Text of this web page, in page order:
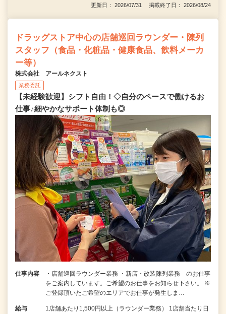
更新日： 2026/07/31 掲載終了日： 2026/08/24
ドラッグストア中心の店舗巡回ラウンダー・陳列
スタッフ（食品・化粧品・健康食品、飲料メーカ
ー等）
株式会社 アールネクスト
業務委託
【未経験歓迎】シフト自由！◇自分のペースで働けるお
仕事♪細やかなサポート体制も◎
仕事内容
・店舗巡回ラウンダー業務 ・新店・改装陳列業務 のお仕事
をご案内しています。ご希望のお仕事をお知らせ下さい。 ※
ご登録頂いたご希望のエリアでお仕事が発生しま…
給与
1店舗あたり1,500円以上（ラウンダー業務） 1店舗当たり日